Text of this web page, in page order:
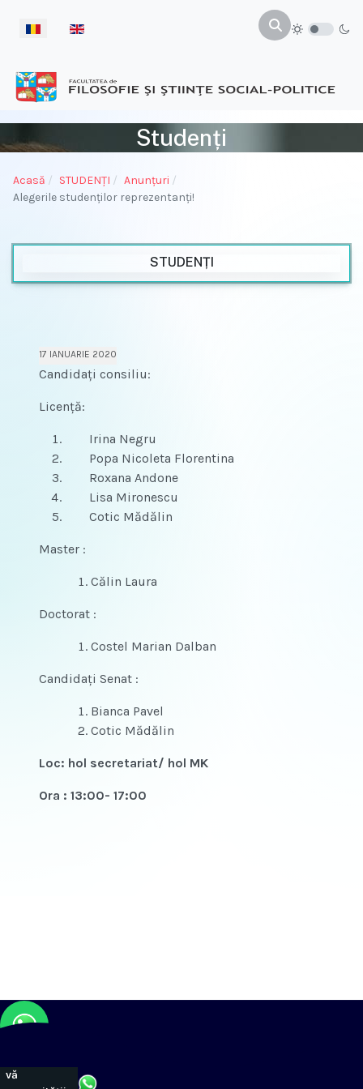
Selectați limba dvs
Studenți
Acasă STUDENŢI
Anunțuri
Alegerile studenților reprezentanți!
17 IANUARIE 2020
Candidați consiliu:
Licență:
Irina Negru
Popa Nicoleta Florentina
Roxana Andone
Lisa Mironescu
Cotic Mădălin
Master :
Călin Laura
Doctorat :
Costel Marian Dalban
Candidați Senat :
Bianca Pavel
Cotic Mădălin
Loc: hol secretariat/ hol MK
Ora : 13:00- 17:00
STUDENȚI
vă